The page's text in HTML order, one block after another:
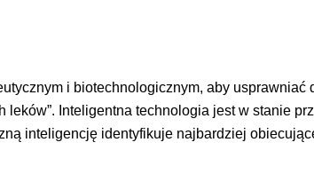
i biotechnologicznym, aby
Inteligentna technologia jest w stanie
inteligencję identyfikuje najbardziej